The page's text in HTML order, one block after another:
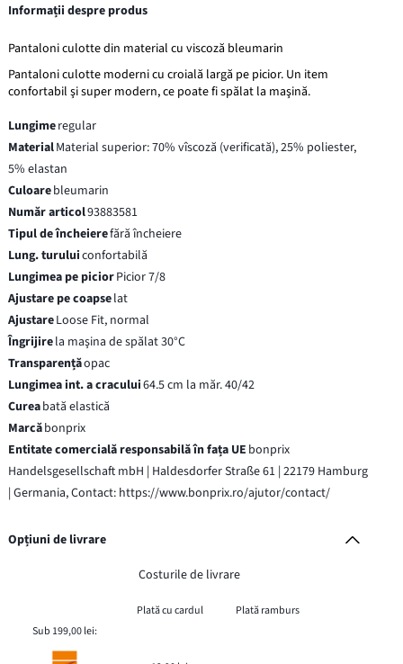
Informații despre produs
Pantaloni culotte din material cu viscoză bleumarin
Pantaloni culotte moderni cu croială largă pe picior. Un item
confortabil şi super modern, ce poate fi spălat la maşină.
Lungimeregular
MaterialMaterial superior: 70% vîscoză (verificată), 25% poliester,
5% elastan
Culoarebleumarin
Număr articol93883581
Tipul de încheierefără încheiere
Lung. turuluiconfortabilă
Lungimea pe piciorPicior 7/8
Ajustare pe coapselat
AjustareLoose Fit, normal
Îngrijirela maşina de spălat 30°C
Transparențăopac
Lungimea int. a cracului64.5 cm la măr. 40/42
Cureabată elastică
Marcăbonprix
Entitate comercială responsabilă în fața UE bonprix
Handelsgesellschaft mbH | Haldesdorfer Straße 61 | 22179 Hamburg
| Germania, Contact: https://www.bonprix.ro/ajutor/contact/
Opțiuni de livrare
Costurile de livrare
Plată cu cardul
Plată ramburs
Sub 199,00 lei: